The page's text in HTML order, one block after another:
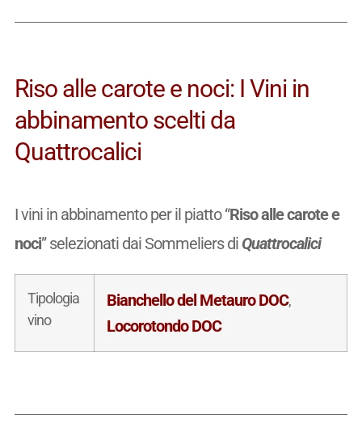
Riso alle carote e noci: I Vini in
abbinamento scelti da
Quattrocalici
I vini in abbinamento per il piatto “Riso alle carote e
noci” selezionati dai Sommeliers di Quattrocalici
Tipologia
vino
Bianchello del Metauro DOC,
Locorotondo DOC